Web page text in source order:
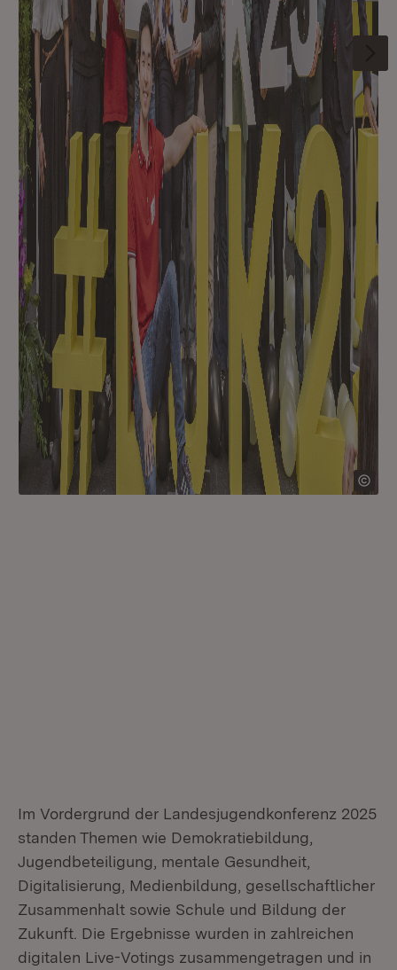
Im Vordergrund der Landesjugendkonferenz 2025
standen Themen wie Demokratiebildung,
Jugendbeteiligung, mentale Gesundheit,
Digitalisierung, Medienbildung, gesellschaftlicher
Zusammenhalt sowie Schule und Bildung der
Zukunft. Die Ergebnisse wurden in zahlreichen
digitalen Live-Votings zusammengetragen und in